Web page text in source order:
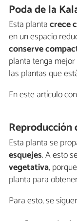
Poda de la
Esta plantacrece
en un espacio
conserve
planta tenga
las plantas que
En este artículo
Reproducción
Esta planta se
esquejes. A esto
vegetativa,
planta para
Para esto, se